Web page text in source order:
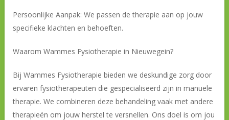
Persoonlijke Aanpak: We passen de therapie aan op jouw
specifieke klachten en behoeften.
Waarom Wammes Fysiotherapie in Nieuwegein?
Bij Wammes Fysiotherapie bieden we deskundige zorg door
ervaren fysiotherapeuten die gespecialiseerd zijn in manuele
therapie. We combineren deze behandeling vaak met andere
therapieën om jouw herstel te versnellen. Ons doel is om jou